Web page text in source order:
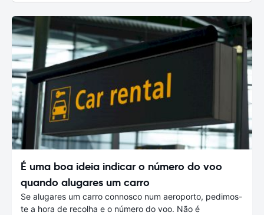
É uma boa ideia indicar o número do voo
quando alugares um carro
Se alugares um carro connosco num aeroporto, pedimos-
te a hora de recolha e o número do voo. Não é